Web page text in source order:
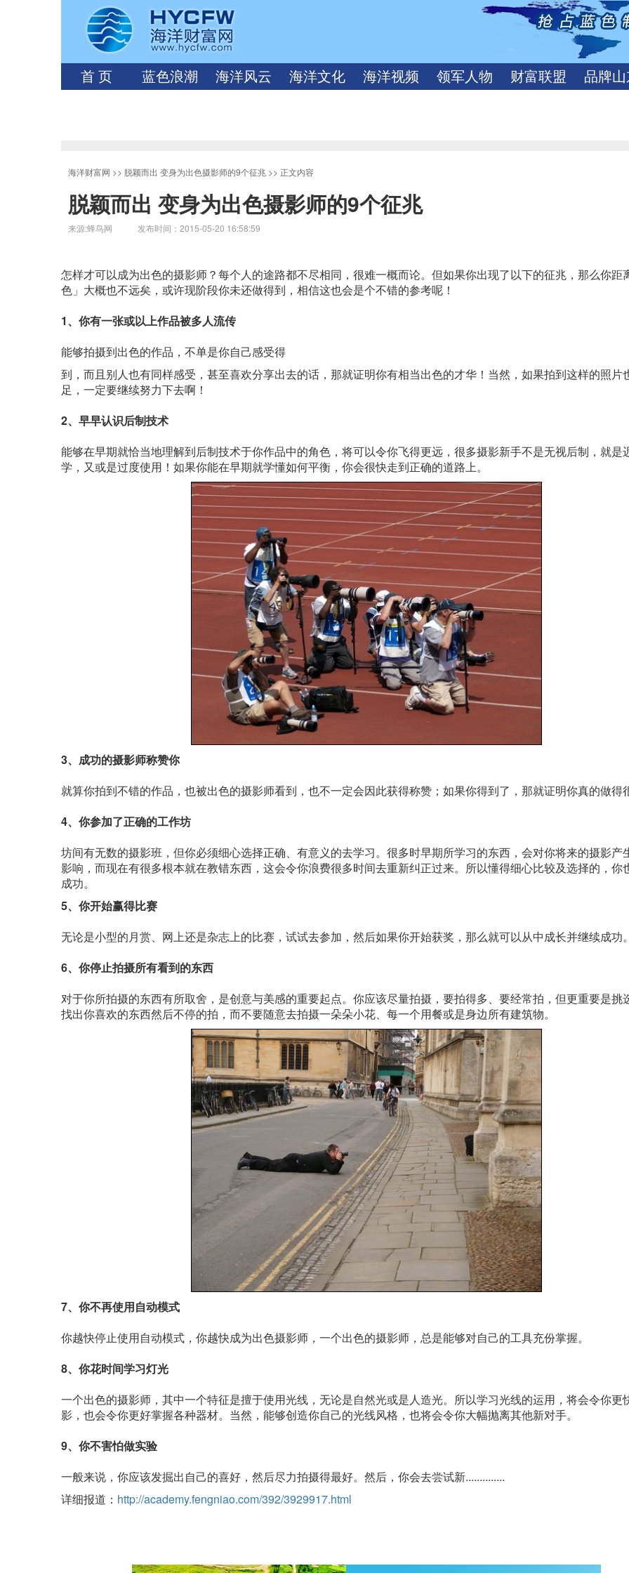
首 页 蓝色浪潮 海洋风云 海洋文化 海洋视频 领军人物 财富联盟 品牌
海洋财富网 >> 脱颖而出 变身为出色摄影师的9个征兆 >> 正文内容
脱颖而出 变身为出色摄影师的9个征兆
来源:蜂鸟网 发布时间：2015-05-20 16:58:59
怎样才可以成为出色的摄影师？每个人的途路都不尽相同，很难一概而论。但如果你出现了以下的征兆，那么你距
色」大概也不远矣，或许现阶段你未还做得到，相信这也会是个不错的参考呢！
1、你有一张或以上作品被多人流传
能够拍摄到出色的作品，不单是你自己感受得
到，而且别人也有同样感受，甚至喜欢分享出去的话，那就证明你有相当出色的才华！当然，如果拍到这样的照片
足，一定要继续努力下去啊！
2、早早认识后制技术
能够在早期就恰当地理解到后制技术于你作品中的角色，将可以令你飞得更远，很多摄影新手不是无视后制，就是
学，又或是过度使用！如果你能在早期就学懂如何平衡，你会很快走到正确的道路上。
3、成功的摄影师称赞你
就算你拍到不错的作品，也被出色的摄影师看到，也不一定会因此获得称赞；如果你得到了，那就证明你真的做得
4、你参加了正确的工作坊
坊间有无数的摄影班，但你必须细心选择正确、有意义的去学习。很多时早期所学习的东西，会对你将来的摄影产
影响，而现在有很多根本就在教错东西，这会令你浪费很多时间去重新纠正过来。所以懂得细心比较及选择的，你
成功。
5、你开始赢得比赛
无论是小型的月赏、网上还是杂志上的比赛，试试去参加，然后如果你开始获奖，那么就可以从中成长并继续成功
6、你停止拍摄所有看到的东西
对于你所拍摄的东西有所取舍，是创意与美感的重要起点。你应该尽量拍摄，要拍得多、要经常拍，但更重要是挑
找出你喜欢的东西然后不停的拍，而不要随意去拍摄一朵朵小花、每一个用餐或是身边所有建筑物。
7、你不再使用自动模式
你越快停止使用自动模式，你越快成为出色摄影师，一个出色的摄影师，总是能够对自己的工具充份掌握。
8、你花时间学习灯光
一个出色的摄影师，其中一个特征是擅于使用光线，无论是自然光或是人造光。所以学习光线的运用，将会令你更
影，也会令你更好掌握各种器材。当然，能够创造你自己的光线风格，也将会令你大幅抛离其他新对手。
9、你不害怕做实验
一般来说，你应该发掘出自己的喜好，然后尽力拍摄得最好。然后，你会去尝试新..............
详细报道： http://academy.fengniao.com/392/3929917.html